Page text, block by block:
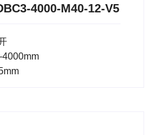
4000-M40-12-V5
4000mm